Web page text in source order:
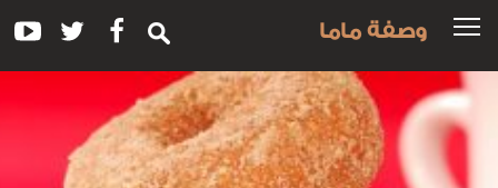
وصفة ماما